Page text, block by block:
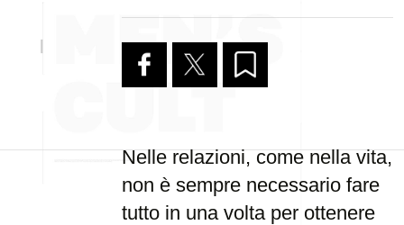
Nelle relazioni, come nella vita,
non è sempre necessario fare
tutto in una volta per ottenere